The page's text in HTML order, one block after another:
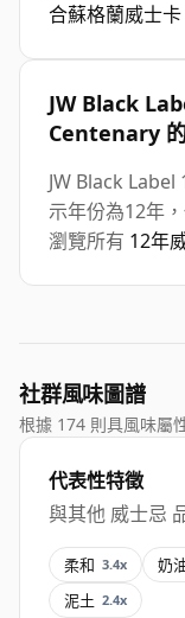
合蘇格蘭威士卡
JW Black
Centenary
JW Black
示年份為12年
瀏覽所有 12年
社群風味圖譜
根據 174 則具風味屬
代表性特徵
與其他 威士忌
柔和 3.4x 奶
泥土 2.4x